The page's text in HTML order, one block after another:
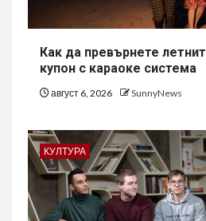
Как да превърнете
купон с караоке система
август 6, 2026 SunnyNews
КУЛТУРА